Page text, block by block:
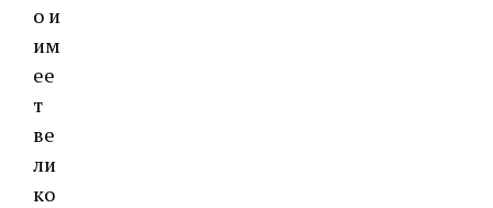
о и
им
ее
т
ве
ли
ко